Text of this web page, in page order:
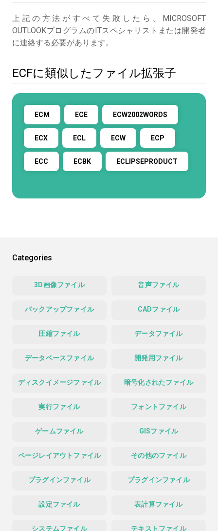
上記の方法がすべて失敗したら、MICROSOFT
OUTLOOKプログラムのITスペシャリストまたは開発者
に連絡する必要があります。
ECFに類似したファイル拡張子
ECM ECE ECW2002WORDS
ECX ECL ECW ECP
ECC ECBK ECLIPSEPRODUCT
Categories
3D画像ファイル 音声ファイル
バックアップファイル CADファイル
圧縮ファイル データファイル
データベースファイル 開発用ファイル
ディスクイメージファイル 暗号化されたファイル
実行ファイル フォントファイル
ゲームファイル GISファイル
ページレイアウトファイル その他のファイル
プラグインファイル プラグインファイル
設定ファイル 表計算ファイル
システムファイル テキストファイル